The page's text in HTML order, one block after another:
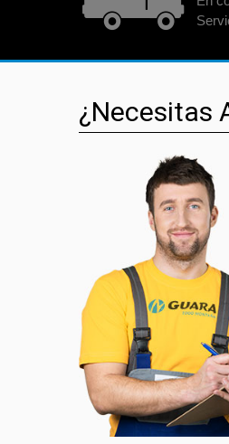
¿Necesitas